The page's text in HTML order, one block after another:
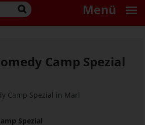
Menü
Camp Spezial
Camp Spezial in Marl
Spezial